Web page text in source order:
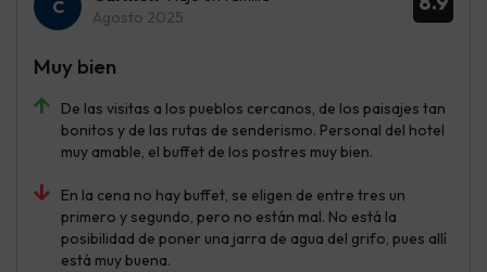
Agosto 2025
De las visitas a los pueblos cercanos, de los paisajes tan
bonitos y de las rutas de senderismo. Personal del hotel
muy amable, el buffet de los postres muy bien.
En la cena no hay buffet, se eligen de entre tres un
primero y segundo, pero no están mal. No está la
posibilidad de poner una jarra de agua del grifo, pues allí
está muy buena.
Muy bien